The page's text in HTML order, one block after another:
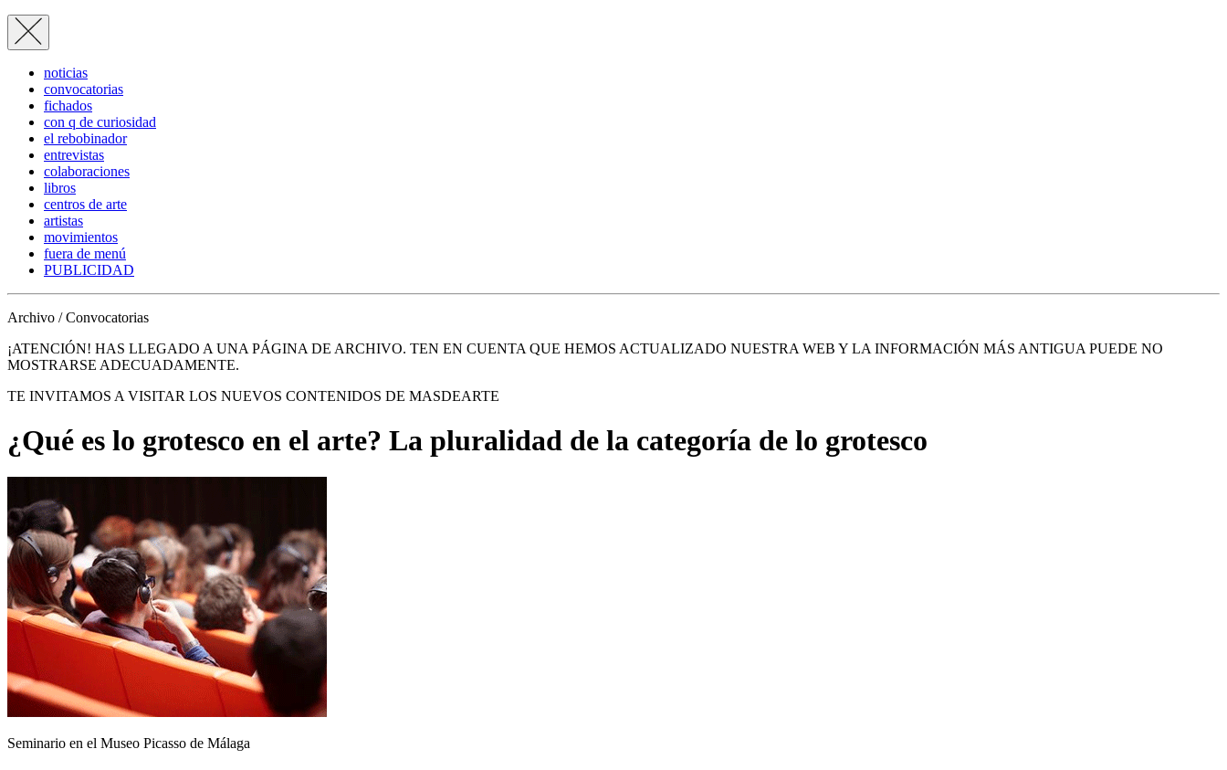
noticias
convocatorias
fichados
con q de curiosidad
el rebobinador
entrevistas
colaboraciones
libros
centros de arte
artistas
movimientos
fuera de menú
PUBLICIDAD
Archivo / Convocatorias
¡ATENCIÓN! HAS LLEGADO A UNA PÁGINA DE ARCHIVO. TEN EN CUENTA QUE HEMOS ACTUALIZADO NUESTRA WEB Y LA INFORMACIÓN MÁS ANTIGUA PUEDE NO
MOSTRARSE ADECUADAMENTE.
TE INVITAMOS A VISITAR LOS NUEVOS CONTENIDOS DE MASDEARTE
¿Qué es lo grotesco en el arte? La pluralidad de la categoría de lo grotesco
Seminario en el Museo Picasso de Málaga